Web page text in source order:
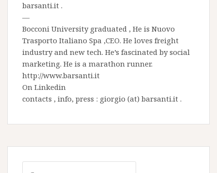
barsanti.it .
—
Bocconi University graduated , He is Nuovo
Trasporto Italiano Spa ,CEO. He loves freight
industry and new tech. He’s fascinated by social
marketing. He is a marathon runner.
http://www.barsanti.it
On Linkedin
contacts , info, press : giorgio (at) barsanti.it .